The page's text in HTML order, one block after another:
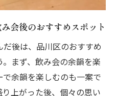
会後のおすすめスポット
後は、品川区のおすすめ
まず、飲み会の余韻を楽
余韻を楽しむのも一案で
上がった後、個々の思い